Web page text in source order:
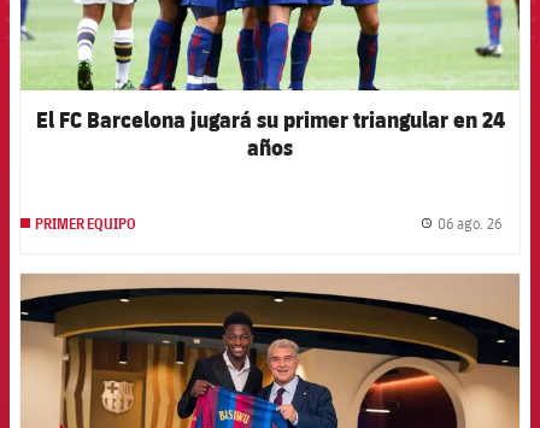
El FC Barcelona jugará su primer triangular en 24
años
PRIMER EQUIPO 06 ago. 26